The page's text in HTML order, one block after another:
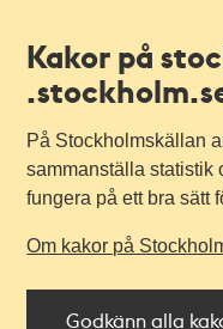
Kakor på
På Stockholmskällan
sammanställa statistik
fungera på ett bra sätt
Om kakor på
Godkänn alla